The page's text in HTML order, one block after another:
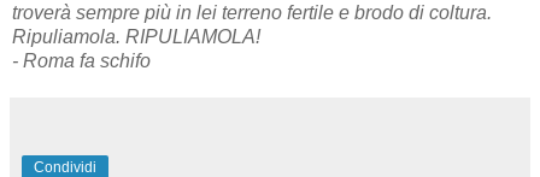
troverà sempre più in lei terreno fertile e brodo di coltura.
Ripuliamola. RIPULIAMOLA!
- Roma fa schifo
Condividi